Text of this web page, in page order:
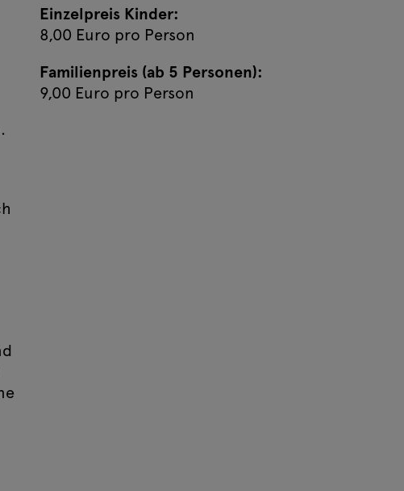
16:00
10:00
10:00
Einzelpreis Kinder:
8,00 Euro pro Person
Familienpreis (ab 5 Personen):
9,00 Euro pro Person